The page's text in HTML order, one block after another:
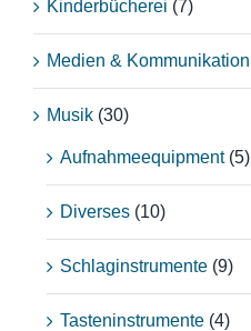
Kinderbücherei (7)
Medien & Kommunikation
Musik (30)
Aufnahmeequipment (5)
Diverses (10)
Schlaginstrumente (9)
Tasteninstrumente (4)